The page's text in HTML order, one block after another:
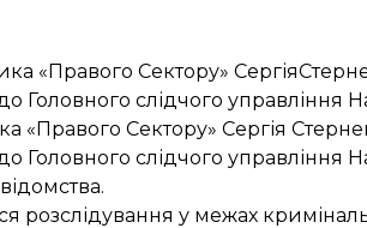
«Правого Сектору»
Головного слідчого управління
«Правого Сектору» Сергія
Головного слідчого управління
розслідування у межах